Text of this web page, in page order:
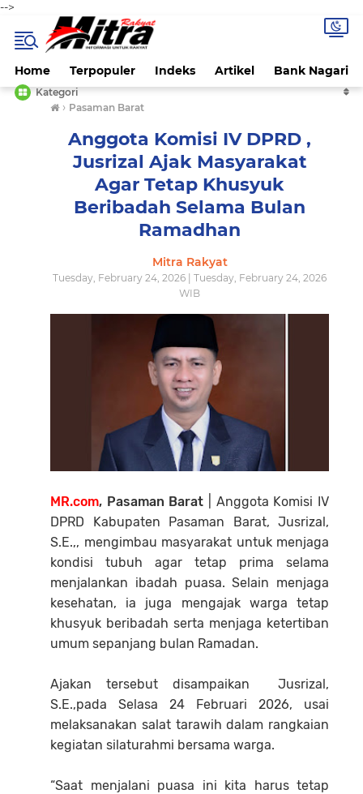
-->
Home Terpopuler Indeks Artikel Bank Nagari
Kategori
› Pasaman Barat
Anggota Komisi IV DPRD ,
Jusrizal Ajak Masyarakat
Agar Tetap Khusyuk
Beribadah Selama Bulan
Ramadhan
Mitra Rakyat
Tuesday, February 24, 2026 | Tuesday, February 24, 2026
WIB
MR.com, Pasaman Barat | Anggota Komisi IV
DPRD Kabupaten Pasaman Barat, Jusrizal,
S.E.,, mengimbau masyarakat untuk menjaga
kondisi tubuh agar tetap prima selama
menjalankan ibadah puasa. Selain menjaga
kesehatan, ia juga mengajak warga tetap
khusyuk beribadah serta menjaga ketertiban
umum sepanjang bulan Ramadan.
‎Ajakan tersebut disampaikan Jusrizal,
S.E.,pada Selasa 24 Februari 2026, usai
melaksanakan salat tarawih dalam rangkaian
kegiatan silaturahmi bersama warga.
‎“Saat menjalani puasa ini kita harus tetap